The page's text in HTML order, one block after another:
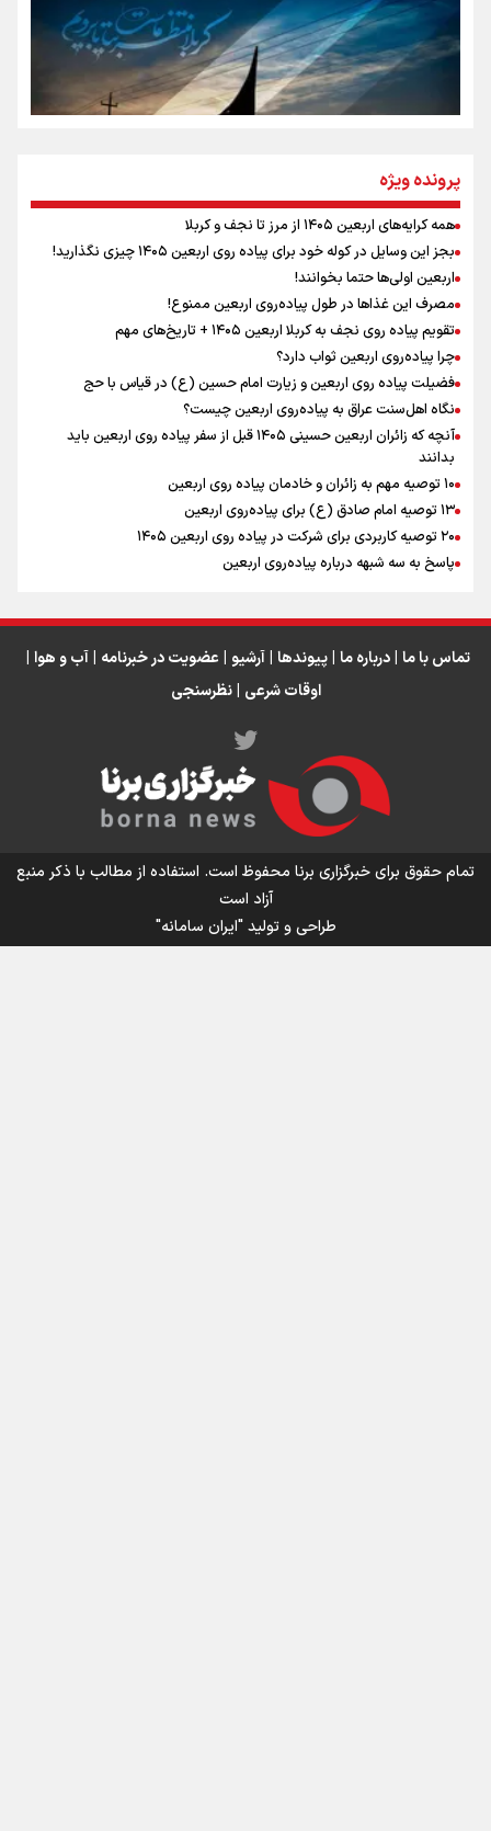
مومنِ مقتدرِ مظلوم
رابطه کارگر و کارفرما در اندیشه رهبر شهید: از تضاد به
زوجیت
اقتدار علمی و استقلال ملی؛ میراث رهبر شهید که با خون
ماندگار شد
اینفو برنا / توصیه‌هایی طلایی برای پیاده روی اربعین
اینفو برنا / جدول کامل فاصله مرز شلمچه تا شهرهای زیارتی
عراق
اینفو برنا/ میزان مالیات بر ارزش افزوده چقدر است؟
پرونده ویژه
همه کرایه‌های اربعین ۱۴۰۵ از مرز تا نجف و کربلا
بجز این وسایل در کوله خود برای پیاده روی اربعین ۱۴۰۵ چیزی نگذارید!
اربعین اولی‌ها حتما بخوانند!
مصرف این غذاها در طول پیاده‌روی اربعین ممنوع!
تقویم پیاده روی نجف به کربلا اربعین ۱۴۰۵ + تاریخ‌های مهم
چرا پیاده‌روی اربعین ثواب دارد؟
فضیلت پیاده روی اربعین و زیارت امام حسین (ع) در قیاس با حج
نگاه اهل‌سنت عراق به پیاده‌روی اربعین چیست؟
آنچه که زائران اربعین حسینی ۱۴۰۵ قبل از سفر پیاده روی اربعین باید
بدانند
۱۰ توصیه مهم به زائران و خادمان پیاده روی اربعین
۱۳ توصیه امام صادق (ع) برای پیاده‌روی اربعین
۲۰ توصیه کاربردی برای شرکت در پیاده روی اربعین ۱۴۰۵
پاسخ به سه‌ شبهه درباره پیاده‌روی اربعین
تماس با ما | درباره ما | پیوندها | آرشیو | عضویت در خبرنامه | آب و هوا |
اوقات شرعی | نظرسنجی
تمام حقوق برای خبرگزاری برنا محفوظ است. استفاده از مطالب با ذکر منبع
آزاد است
طراحی و تولید"ایران سامانه"